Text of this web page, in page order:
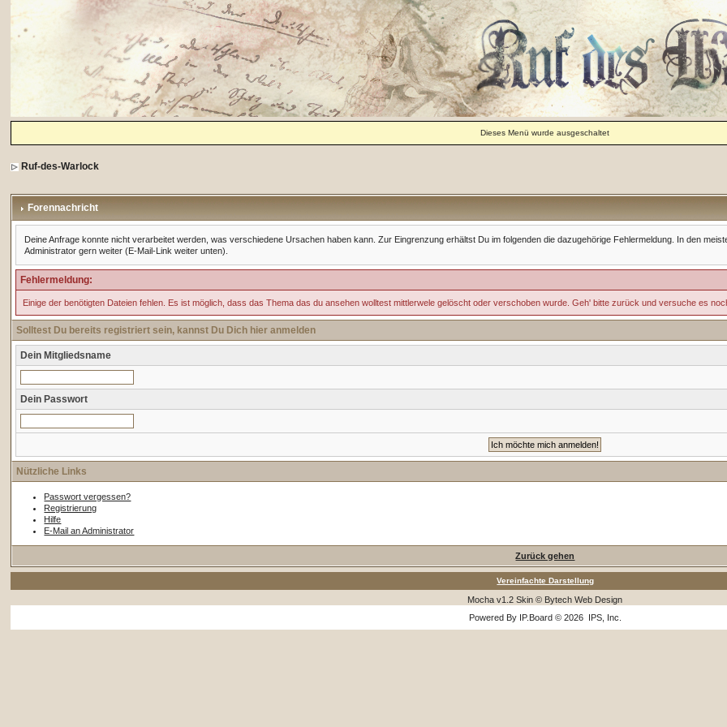
Dieses Menü wurde ausgeschaltet
Ruf-des-Warlock
Forennachricht
Deine Anfrage konnte nicht verarbeitet werden, was verschiedene Ursachen haben kann. Zur Eingrenzung erhältst Du im folgenden die dazugehörige Fehlermeldung. In den
Administrator gern weiter (E-Mail-Link weiter unten).
Fehlermeldung:
Einige der benötigten Dateien fehlen. Es ist möglich, dass das Thema das du ansehen wolltest mittlerwele gelöscht oder verschoben wurde. Geh' bitte zurück und versuche es
Solltest Du bereits registriert sein, kannst Du Dich hier anmelden
Dein Mitgliedsname
Dein Passwort
Nützliche Links
Passwort vergessen?
Registrierung
Hilfe
E-Mail an Administrator
Zurück gehen
Vereinfachte Darstellung
Mocha v1.2 Skin © Bytech Web Design
Powered By IP.Board© 2026 IPS, Inc